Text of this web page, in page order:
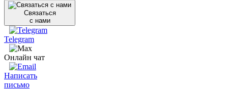
Связаться
с нами
Telegram
Онлайн чат
Написать
письмо